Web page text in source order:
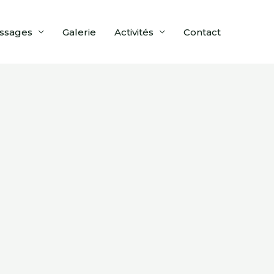
Galerie Activités Contact